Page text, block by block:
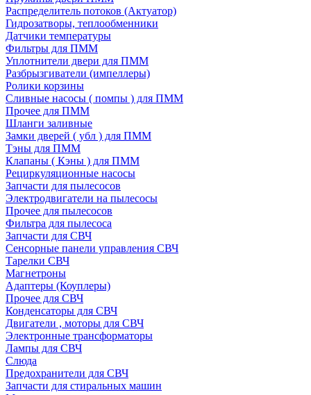
Распределитель потоков (Актуатор)
Гидрозатворы, теплообменники
Датчики температуры
Фильтры для ПММ
Уплотнители двери для ПММ
Разбрызгиватели (импеллеры)
Ролики корзины
Сливные насосы ( помпы ) для ПММ
Прочее для ПММ
Шланги заливные
Замки дверей ( убл ) для ПММ
Тэны для ПММ
Клапаны ( Кэны ) для ПММ
Рециркуляционные насосы
Запчасти для пылесосов
Электродвигатели на пылесосы
Прочее для пылесосов
Фильтра для пылесоса
Запчасти для СВЧ
Сенсорные панели управления СВЧ
Тарелки СВЧ
Магнетроны
Адаптеры (Коуплеры)
Прочее для СВЧ
Конденсаторы для СВЧ
Двигатели , моторы для СВЧ
Электронные трансформаторы
Лампы для СВЧ
Слюда
Предохранители для СВЧ
Запчасти для стиральных машин